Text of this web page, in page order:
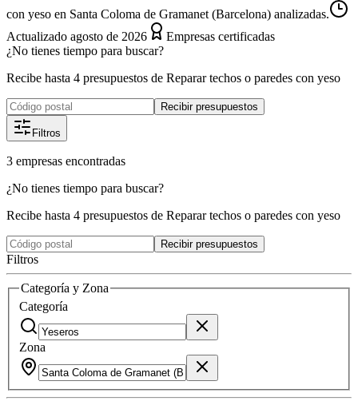
con yeso en Santa Coloma de Gramanet (Barcelona) analizadas.
Actualizado agosto de 2026
Empresas certificadas
¿No tienes tiempo para buscar?
Recibe hasta 4 presupuestos de Reparar techos o paredes con yeso
Recibir presupuestos
Filtros
3 empresas encontradas
¿No tienes tiempo para buscar?
Recibe hasta 4 presupuestos de Reparar techos o paredes con yeso
Recibir presupuestos
Filtros
Categoría y Zona
Categoría
Zona